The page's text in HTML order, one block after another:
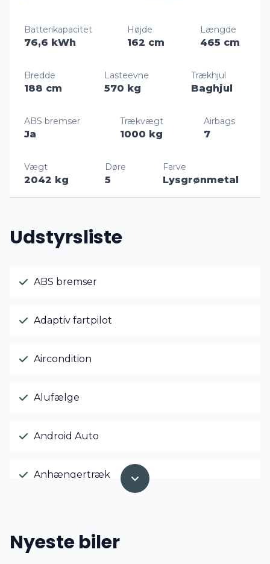
Batterikapacitet
76,6 kWh
Højde
162 cm
Længde
465 cm
Bredde
188 cm
Lasteevne
570 kg
Trækhjul
Baghjul
ABS bremser
Ja
Trækvægt
1000 kg
Airbags
7
Vægt
2042 kg
Døre
5
Farve
Lysgrønmetal
Udstyrsliste
ABS bremser
Adaptiv fartpilot
Aircondition
Alufælge
Android Auto
Anhængertræk
Apple CarPlay
Nyeste biler